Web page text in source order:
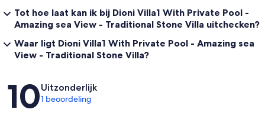
Tot hoe laat kan ik bij Dioni Villa1 With Private Pool -
Amazing sea View - Traditional Stone Villa uitchecken?
Waar ligt Dioni Villa1 With Private Pool - Amazing sea
View - Traditional Stone Villa?
Beoordelingen
10Uitzonderlijk
1 beoordeling